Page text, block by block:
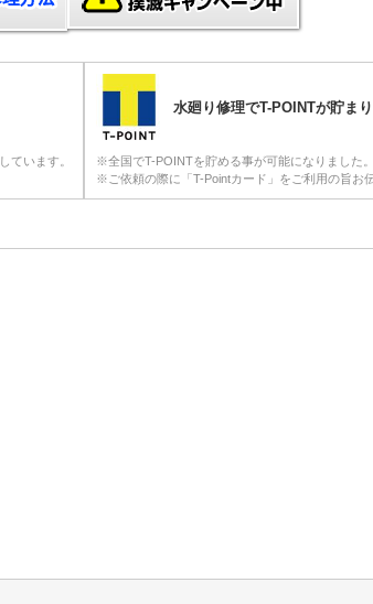
ています。
水廻り修理でT-POINTが貯まり
※全国でT-POINTを貯める事が可能になりました。
※ご依頼の際に「T-Pointカード」をご利用の旨お